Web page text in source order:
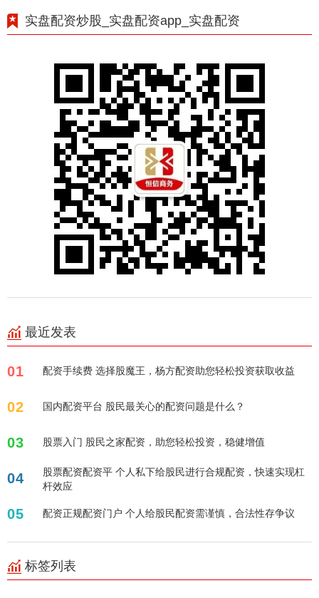
实盘配资炒股_实盘配资app_实盘配资
最近发表
01 配资手续费 选择股魔王，杨方配资助您轻松投资获取收益
02 国内配资平台 股民最关心的配资问题是什么？
03 股票入门 股民之家配资，助您轻松投资，稳健增值
04
股票配资配资平 个人私下给股民进行合规配资，快速实现杠
杆效应
05 配资正规配资门户 个人给股民配资需谨慎，合法性存争议
标签列表